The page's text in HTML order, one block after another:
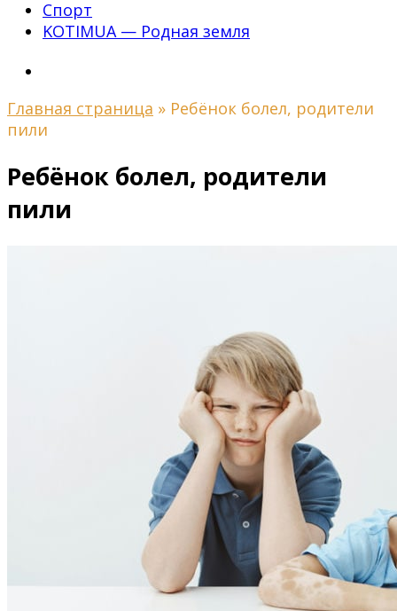
Спорт
KOTIMUA — Родная земля
Главная страница » Ребёнок болел, родители
пили
Ребёнок болел, родители
пили